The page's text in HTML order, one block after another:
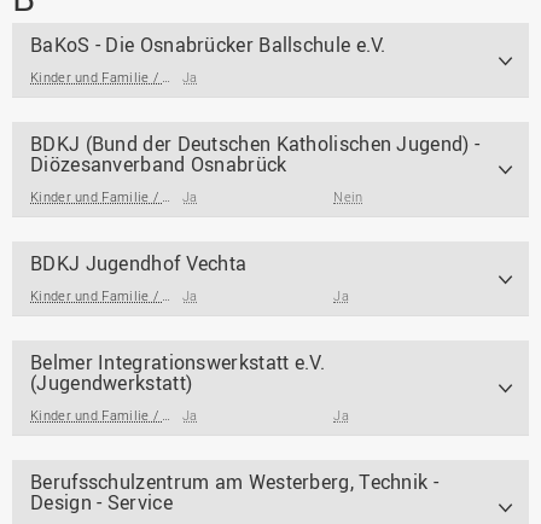
BaKoS - Die Osnabrücker Ballschule e.V.
Kinder und Familie / Jugendarbeit / Jugendsozialarbeit Ja
BDKJ (Bund der Deutschen Katholischen Jugend) -
Diözesanverband Osnabrück
Kinder und Familie / Jugendarbeit / Jugendsozialarbeit Ja Nein
BDKJ Jugendhof Vechta
Kinder und Familie / Jugendarbeit / Jugendsozialarbeit Ja Ja
Belmer Integrationswerkstatt e.V.
(Jugendwerkstatt)
Kinder und Familie / Jugendarbeit / Jugendsozialarbeit Ja Ja
Berufsschulzentrum am Westerberg, Technik -
Design - Service